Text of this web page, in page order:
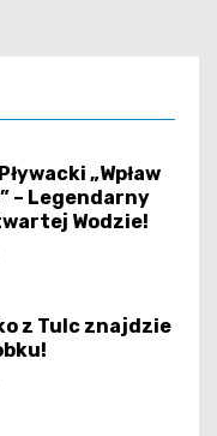
„Wpław
– Legendarny
Wodzie!
z Tulc znajdzie